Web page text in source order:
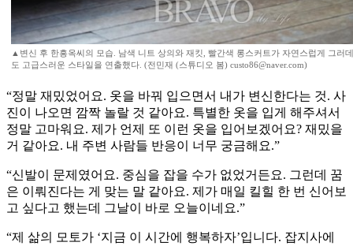
▲변신 후 한흥옥씨의 모습. 남색 니트 상의와 재킷, 빨간색 롱스커트가 자연스럽게 그러
도 고급스러운 스타일을 연출했다. (전민재 (스튜디오 봄) custo86@naver.com)
“정말 재밌었어요. 옷을 바꿔 입으면서 내가 변신한다는 것. 사
진이 나오면 깜짝 놀랄 것 같아요. 특별한 옷을 입게 해주셔서
정말 고마워요. 제가 언제 또 이런 옷을 입어보겠어요? 재밌을
거 같아요. 내 주변 사람들 반응이 너무 궁금해요.”
“신발이 문제였어요. 중심을 잡을 수가 없었거든요. 그런데 꿈
은 이뤄진다는 게 맞는 말 같아요. 제가 매일 킬힐 한 번 신어보
고 싶다고 했는데 그날이 바로 오늘이네요.”
“제 삶의 모토가 ‘지금 이 시간에 행복하자’입니다. 잡지사에